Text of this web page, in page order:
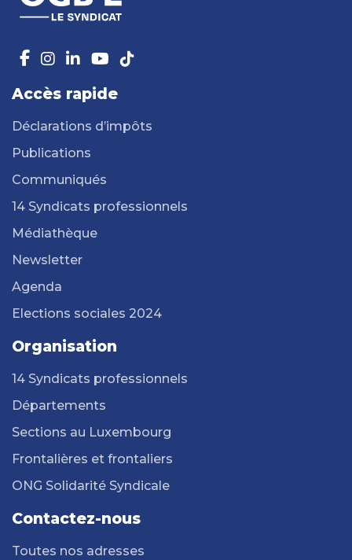
Accès rapide
Déclarations d’impôts
Publications
Communiqués
14 Syndicats professionnels
Médiathèque
Newsletter
Agenda
Elections sociales 2024
Organisation
14 Syndicats professionnels
Départements
Sections au Luxembourg
Frontalières et frontaliers
ONG Solidarité Syndicale
Contactez-nous
Toutes nos adresses